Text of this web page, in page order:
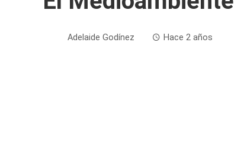
Adelaide Godínez Hace 2 años